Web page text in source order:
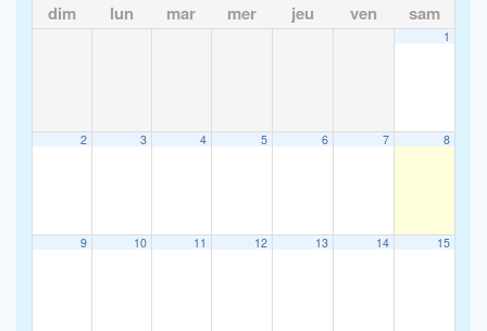
dim lun mar mer jeu ven sam
1
2 3 4 5 6 7 8
9 10 11 12 13 14 15